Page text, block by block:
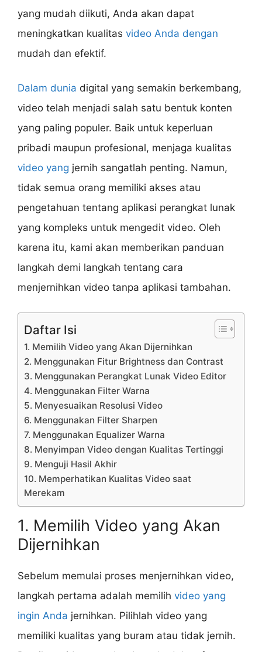
yang mudah diikuti, Anda akan dapat
meningkatkan kualitas video Anda dengan
mudah dan efektif.
Dalam dunia digital yang semakin berkembang,
video telah menjadi salah satu bentuk konten
yang paling populer. Baik untuk keperluan
pribadi maupun profesional, menjaga kualitas
video yang jernih sangatlah penting. Namun,
tidak semua orang memiliki akses atau
pengetahuan tentang aplikasi perangkat lunak
yang kompleks untuk mengedit video. Oleh
karena itu, kami akan memberikan panduan
langkah demi langkah tentang cara
menjernihkan video tanpa aplikasi tambahan.
Daftar Isi
1. Memilih Video yang Akan Dijernihkan
2. Menggunakan Fitur Brightness dan Contrast
3. Menggunakan Perangkat Lunak Video Editor
4. Menggunakan Filter Warna
5. Menyesuaikan Resolusi Video
6. Menggunakan Filter Sharpen
7. Menggunakan Equalizer Warna
8. Menyimpan Video dengan Kualitas Tertinggi
9. Menguji Hasil Akhir
10. Memperhatikan Kualitas Video saat
Merekam
1. Memilih Video yang Akan
Dijernihkan
Sebelum memulai proses menjernihkan video,
langkah pertama adalah memilih video yang
ingin Anda jernihkan. Pilihlah video yang
memiliki kualitas yang buram atau tidak jernih.